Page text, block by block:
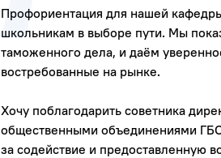
Профориентация для нашей
школьникам в выборе пути. Мы
таможенного дела, и даём
востребованные на рынке.
Хочу поблагодарить советника
общественными объединениями
за содействие и предоставленную